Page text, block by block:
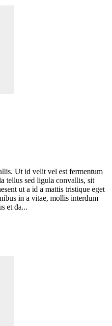
Ut id velit vel est fermentum
tellus sed ligula convallis, sit
ut a id a mattis tristique eget
in a vitae, mollis interdum
et da...